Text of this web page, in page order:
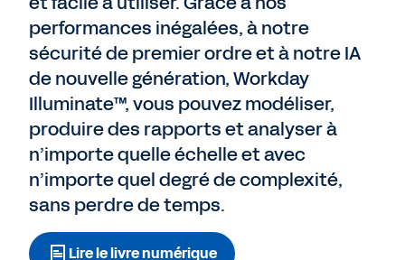
Essai gratuit
performances inégalées, à notre
sécurité de premier ordre et à notre IA
de nouvelle génération, Workday
Illuminate™, vous pouvez modéliser,
produire des rapports et analyser à
n’importe quelle échelle et avec
n’importe quel degré de complexité,
sans perdre de temps.
Lire le livre numérique